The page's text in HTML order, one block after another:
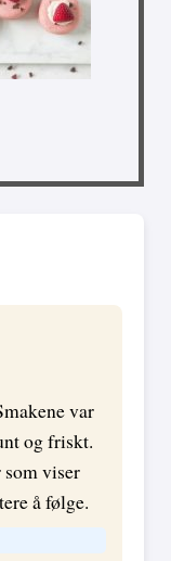
var
og friskt.
viser
å følge.